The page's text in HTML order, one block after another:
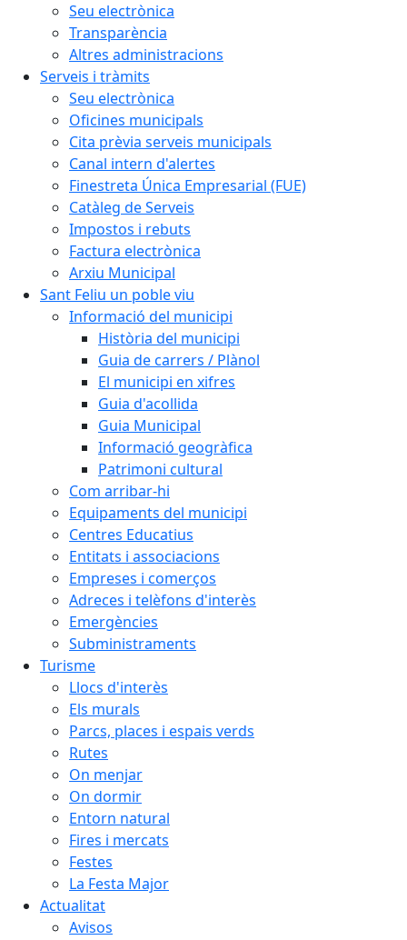
Seu electrònica
Transparència
Altres administracions
Serveis i tràmits
Seu electrònica
Oficines municipals
Cita prèvia serveis municipals
Canal intern d'alertes
Finestreta Única Empresarial (FUE)
Catàleg de Serveis
Impostos i rebuts
Factura electrònica
Arxiu Municipal
Sant Feliu un poble viu
Informació del municipi
Història del municipi
Guia de carrers / Plànol
El municipi en xifres
Guia d'acollida
Guia Municipal
Informació geogràfica
Patrimoni cultural
Com arribar-hi
Equipaments del municipi
Centres Educatius
Entitats i associacions
Empreses i comerços
Adreces i telèfons d'interès
Emergències
Subministraments
Turisme
Llocs d'interès
Els murals
Parcs, places i espais verds
Rutes
On menjar
On dormir
Entorn natural
Fires i mercats
Festes
La Festa Major
Actualitat
Avisos